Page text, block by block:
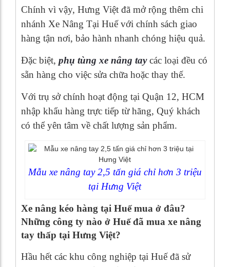
Chính vì vậy, Hưng Việt đã mở rộng thêm chi
nhánh Xe Nâng Tại Huế với chính sách giao
hàng tận nơi, bảo hành nhanh chóng hiệu quả.
Đặc biệt, phụ tùng xe nâng taycác loại đều có
sẵn hàng cho việc sửa chữa hoặc thay thế.
Với trụ sở chính hoạt động tại Quận 12, HCM
nhập khẩu hàng trực tiếp từ hãng, Quý khách
có thể yên tâm về chất lượng sản phẩm.
Mẫu xe nâng tay 2,5 tấn giá chỉ hơn 3 triệu
tại Hưng Việt
Xe nâng kéo hàng tại Huế mua ở đâu?
Những công ty nào ở Huế đã mua xe nâng
tay thấp tại Hưng Việt?
Hầu hết các khu công nghiệp tại Huế đã sử